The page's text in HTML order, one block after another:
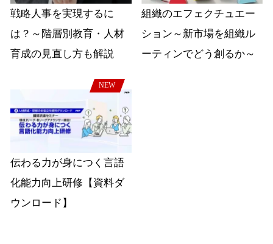
戦略人事を実現するに
は？～階層別教育・人材
育成の見直し方も解説
組織のエフェクチュエー
ション～新市場を組織ル
ーティンでどう創るか～
NEW
伝わる力が身につく言語
化能力向上研修【資料ダ
ウンロード】